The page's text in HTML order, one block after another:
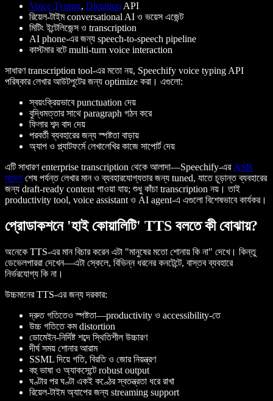
Voice Typing, Dictation API
রিয়েল-টাইম conversational AI ও ভয়েস এজেন্ট
মিটিং ইন্টেলিজেন্স ও transcription
AI phone-এর জন্য speech-to-speech pipeline
কাস্টমার বটে multi-turn voice interaction
সাধারণ transcription tool-এর মতো নয়, Speechify voice typing API
পরিষ্কার লেখার আউটপুটের জন্য optimize করা। এগুলো:
স্বয়ংক্রিয়ভাবে punctuation দেয়
বুদ্ধিমত্তার সাথে paragraph গঠন করে
ফিলার শব্দ বাদ দেয়
পরবর্তী ব্যবহারের জন্য স্পষ্টতা বাড়ায়
অ্যাপ ও প্ল্যাটফর্মে লেখালেখির কাজে সাপোর্ট দেয়
এটি সাধারণ enterprise transcription থেকে আলাদা—Speechify-এর ASR
মডেলশেষ পর্যন্ত লেখার মান ও ব্যবহারযোগ্যতার জন্য tuned, যাতে চূড়ান্ত ব্যবহারের
জন্য draft-ready content পাওয়া যায়; শুধু কাঁচা transcription নয়। তাই
productivity tool, voice assistant ও AI agent-এ এগুলো বিশেষভাবে কার্যকর।
প্রোডাকশনে 'হাই কোয়ালিটি' TTS বলতে কী বোঝায়?
অনেকে TTS-এর মান বিচার করেন এটা "মানুষের মতো শোনায় কি না" দেখে। কিন্তু
ডেভেলপাররা দেখেন—এটা স্কেলে, বিভিন্ন ধরনের কনটেন্টে, বাস্তব ব্যবহারে
নির্ভরযোগ্য কি না।
উচ্চমানের TTS-এর জন্য দরকার:
দ্রুত গতিতেও স্পষ্টতা—productivity ও accessibility-তে
উচ্চ গতিতে কম distortion
ডোমেইন-নির্দিষ্ট শব্দে স্থিতিশীল উচ্চারণ
দীর্ঘ সময় শোনার আরাম
SSML দিয়ে গতি, বিরতি ও জোর নিয়ন্ত্রণ
বহু ভাষা ও অ্যাকসেন্টে robust output
ঘণ্টার পর ঘণ্টা একই কণ্ঠের স্বতন্ত্রতা ধরে রাখা
রিয়েল-টাইম অ্যাপের জন্য streaming support